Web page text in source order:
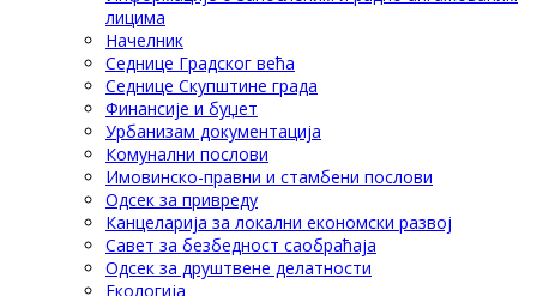
лицима
Начелник
Седнице Градског већа
Седнице Скупштине града
Финансије и буџет
Урбанизам документација
Комунални послови
Имовинско-правни и стамбени послови
Одсек за привреду
Канцеларија за локални економски развој
Савет за безбедност саобраћаја
Одсек за друштвене делатности
Eкологија